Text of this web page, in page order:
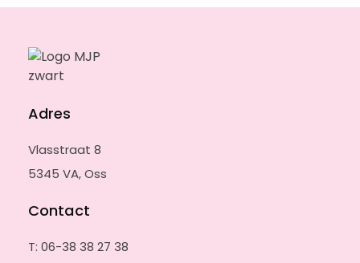
e
i
l
e
e
n
v
o
r
r
Adres
Vlasstraat 8
5345 VA, Oss
Contact
T: 06-38 38 27 38